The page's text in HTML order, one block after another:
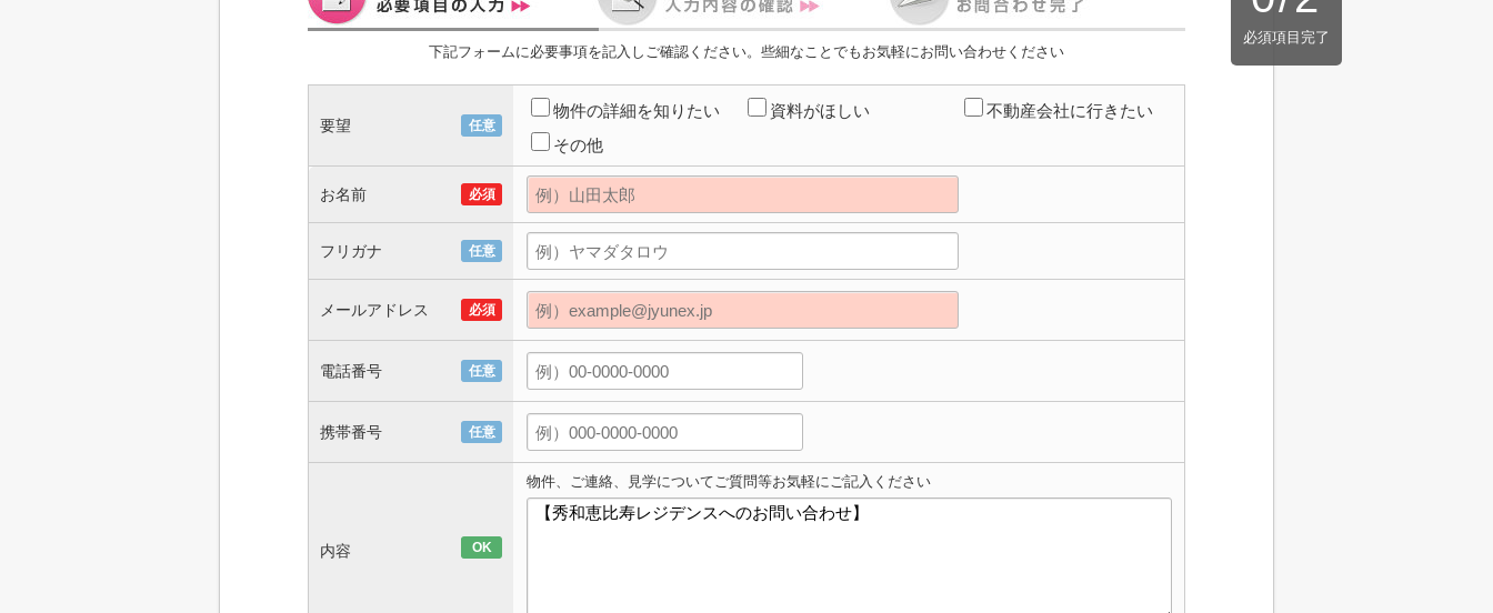
必須項目完了
下記フォームに必要事項を記入しご確認ください。些細なことでもお気軽にお問い合わせください
要望 任意
物件の詳細を知りたい 資料がほしい
不動産会社に行きたい
その他
お名前 必須
フリガナ 任意
メールアドレス 必須
電話番号 任意
携帯番号 任意
内容 OK
物件、ご連絡、見学についてご質問等お気軽にご記入ください